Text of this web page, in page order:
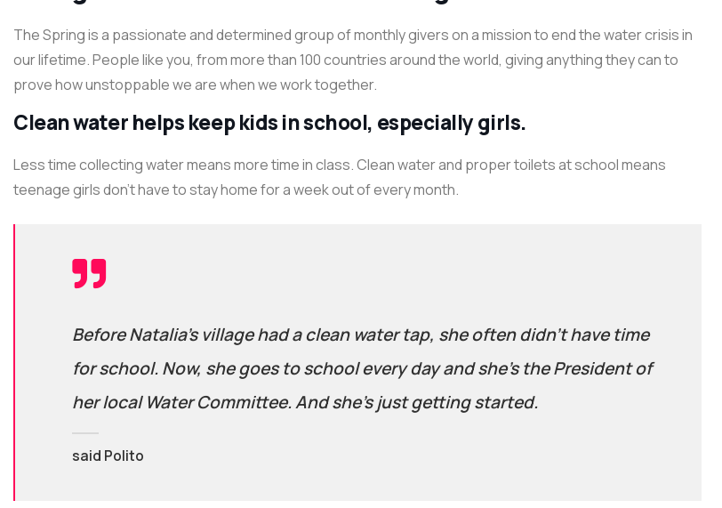
The Spring is a passionate and determined group of monthly givers on a mission to end the water crisis in
our lifetime. People like you, from more than 100 countries around the world, giving anything they can to
prove how unstoppable we are when we work together.
Clean water helps keep kids in school, especially girls.
Less time collecting water means more time in class. Clean water and proper toilets at school means
teenage girls don’t have to stay home for a week out of every month.
Before Natalia’s village had a clean water tap, she often didn’t have time
for school. Now, she goes to school every day and she’s the President of
her local Water Committee. And she’s just getting started.
said Polito